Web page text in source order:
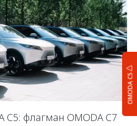
OMODA C5
C5: флагман OMODA C7